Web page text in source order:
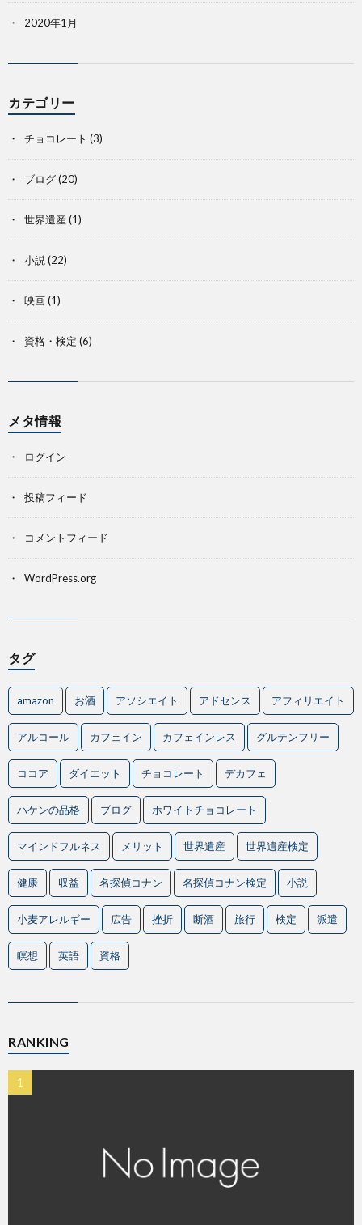
2020年1月
カテゴリー
チョコレート (3)
ブログ(20)
世界遺産 (1)
小説 (22)
映画(1)
資格・検定 (6)
メタ情報
ログイン
投稿フィード
コメントフィード
WordPress.org
タグ
amazon お酒 アソシエイト アドセンス アフィリエイト
アルコール カフェイン カフェインレス グルテンフリー
ココア ダイエット チョコレート デカフェ
ハケンの品格 ブログ ホワイトチョコレート
マインドフルネス メリット 世界遺産 世界遺産検定
健康 収益 名探偵コナン 名探偵コナン検定 小説
小麦アレルギー 広告 挫折 断酒 旅行 検定 派遣
瞑想 英語 資格
RANKING